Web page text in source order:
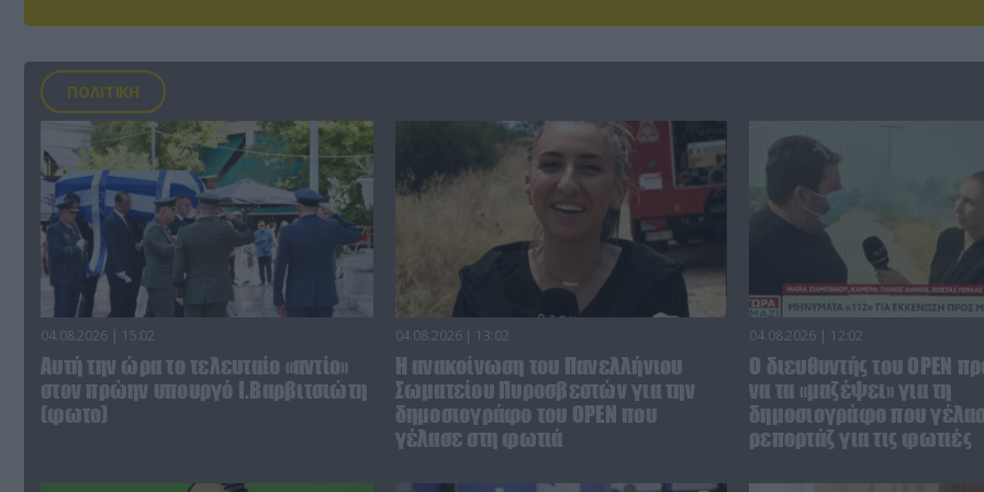
ΠΟΛΙΤΙΚΗ
04.08.2026 | 15:02
Αυτή την ώρα το τελευταίο «αντίο»
στον πρώην υπουργό Ι.Βαρβιτσιώτη
(φωτο)
04.08.2026 | 13:02
Η ανακοίνωση του Πανελλήνιου
Σωματείου Πυροσβεστών για την
δημοσιογράφο του OPEN που
γέλασε στη φωτιά
04.08.2026 | 12:02
O διευθυντής του OPEN
να τα «μαζέψει» για τη
δημοσιογράφο που
ρεπορτάζ για τις φωτιές